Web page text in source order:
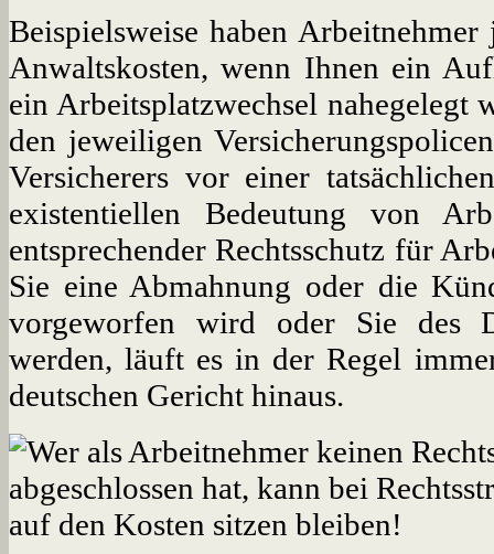
Beispielsweise haben
Anwaltskosten, wenn Ihnen ein
ein Arbeitsplatzwechsel
den jeweiligen
Versicherers vor einer
existentiellen Bedeutung von
entsprechender Rechtsschutz für
Sie eine Abmahnung oder die
vorgeworfen wird oder Sie des
werden, läuft es in der Regel
deutschen Gericht hinaus.